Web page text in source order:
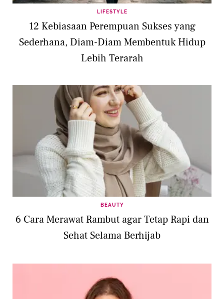
LIFESTYLE
12 Kebiasaan Perempuan Sukses yang
Sederhana, Diam-Diam Membentuk Hidup
Lebih Terarah
BEAUTY
6 Cara Merawat Rambut agar Tetap Rapi dan
Sehat Selama Berhijab